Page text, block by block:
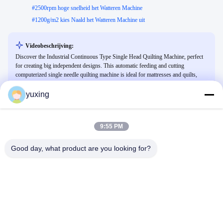
#2500rpm hoge snelheid het Watteren Machine
#1200g/m2 kies Naald het Watteren Machine uit
Videobeschrijving:
Discover the Industrial Continuous Type Single Head Quilting Machine, perfect
for creating big independent designs. This automatic feeding and cutting
computerized single needle quilting machine is ideal for mattresses and quilts,
yuxing
9:55 PM
Good day, what product are you looking for?